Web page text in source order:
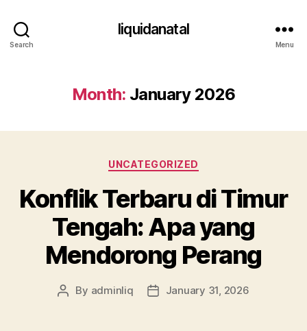
Search
liquidanatal
Menu
Month: January 2026
Categories
UNCATEGORIZED
Konflik Terbaru di Timur
Tengah: Apa yang
Mendorong Perang
Post
By adminliq
PostJanuary 31, 2026